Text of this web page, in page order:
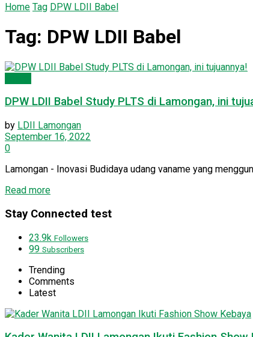
Home Tag DPW LDII Babel
Tag: DPW LDII Babel
DPW LDII Babel Study PLTS di Lamongan, ini
by LDII Lamongan
September 16, 2022
0
Lamongan - Inovasi Budidaya udang vaname yang
Read moreDetails
Stay Connected test
23.9k Followers
99 Subscribers
Trending
Comments
Latest